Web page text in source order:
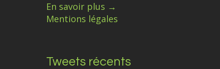
En savoir plus →
Mentions légales
Tweets récents